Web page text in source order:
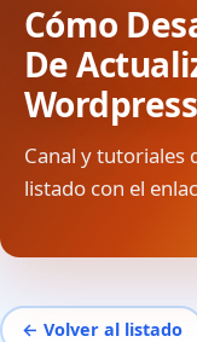
Cómo
De
Wordpress
Canal y tutoriales
listado con el
← Volver al listado